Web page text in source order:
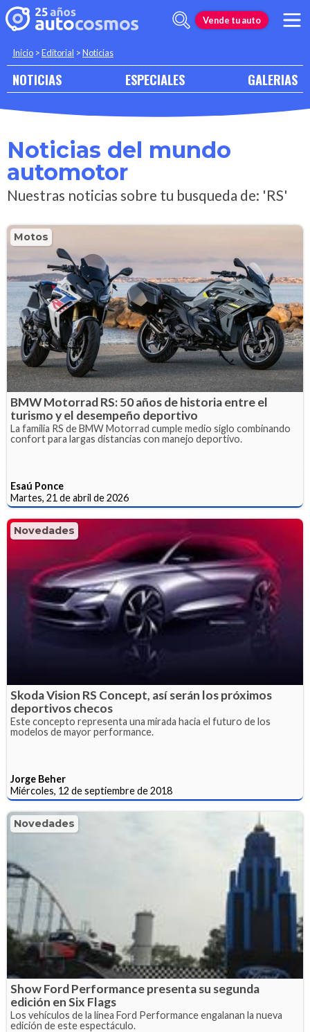
Vende tu auto
Inicio >Editorial >Noticias
NOTICIAS ESPECIALES GALERIAS
Noticias del mundo
automotor
Nuestras noticias sobre tu busqueda de: 'RS'
Motos
BMW Motorrad RS: 50 años de historia entre el
turismo y el desempeño deportivo
La familia RS de BMW Motorrad cumple medio siglo combinando
confort para largas distancias con manejo deportivo.
Esaú Ponce
Martes, 21 de abril de 2026
Novedades
Skoda Vision RS Concept, así serán los próximos
deportivos checos
Este concepto representa una mirada hacia el futuro de los
modelos de mayor performance.
Jorge Beher
Miércoles, 12 de septiembre de 2018
Novedades
Show Ford Performance presenta su segunda
edición en Six Flags
Los vehículos de la línea Ford Performance engalanan la nueva
edición de este espectáculo.